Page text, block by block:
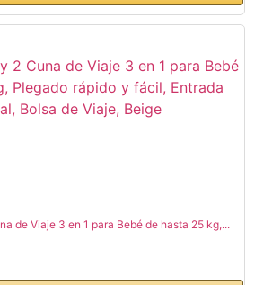
de Viaje 3 en 1 para Bebé de hasta 25 kg,...